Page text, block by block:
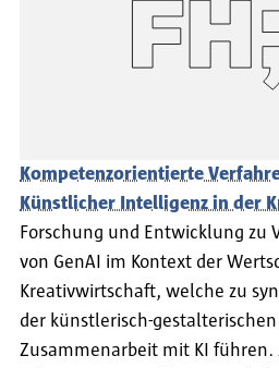
Kompetenzorientierte
Künstlicher Intelligenz in der
Forschung und Entwicklung zu
von GenAI im Kontext der
Kreativwirtschaft, welche zu
der künstlerisch-
Zusammenarbeit mit KI führen.